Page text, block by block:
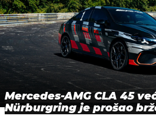
Mercedes-AMG CLA 45
Nürburgring je prošao